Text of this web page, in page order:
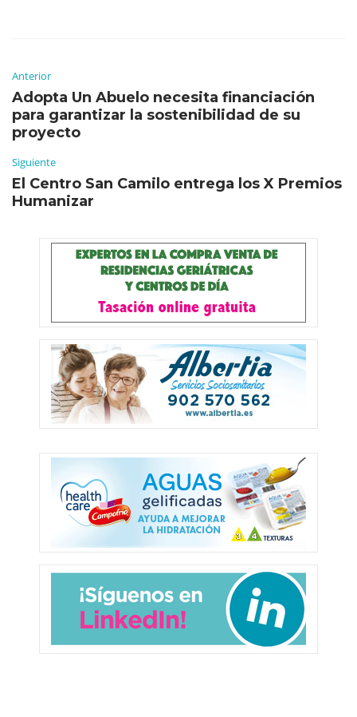
Anterior
Adopta Un Abuelo necesita financiación
para garantizar la sostenibilidad de su
proyecto
Siguiente
El Centro San Camilo entrega los X Premios
Humanizar